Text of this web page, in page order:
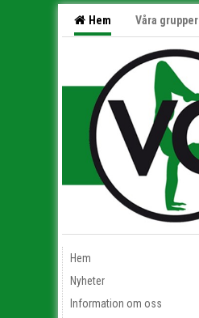
Hem Våra grupper
Hem
Nyheter
Information om oss